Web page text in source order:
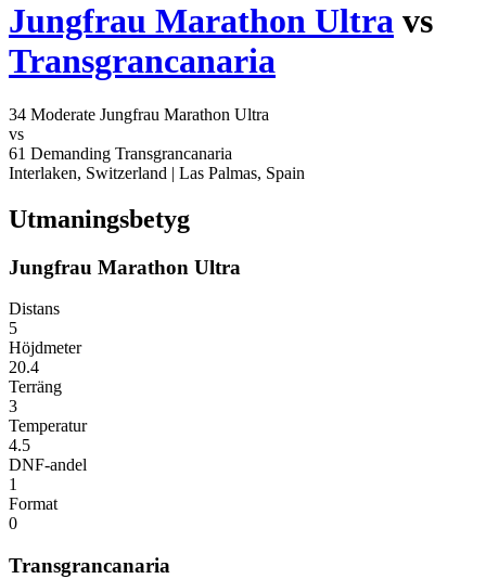
Jungfrau Marathon Ultra vs
Transgrancanaria
34 Moderate Jungfrau Marathon Ultra
vs
61 Demanding Transgrancanaria
Interlaken, Switzerland | Las Palmas, Spain
Utmaningsbetyg
Jungfrau Marathon Ultra
Distans
5
Höjdmeter
20.4
Terräng
3
Temperatur
4.5
DNF-andel
1
Format
0
Transgrancanaria